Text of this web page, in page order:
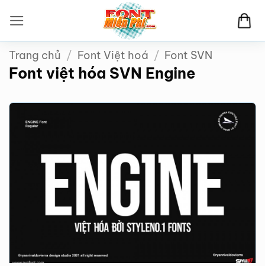
qua
nội
dung
Trang chủ / Font Việt hoá / Font SVN
Font việt hóa SVN Engine